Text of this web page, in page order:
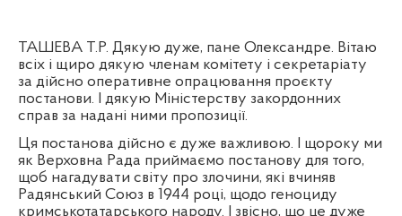
ТАШЕВА Т.Р. Дякую дуже, пане Олександре. Вітаю
всіх і щиро дякую членам комітету і секретаріату
за дійсно оперативне опрацювання проєкту
постанови. І дякую Міністерству закордонних
справ за надані ними пропозиції.
Ця постанова дійсно є дуже важливою. І щороку ми
як Верховна Рада приймаємо постанову для того,
щоб нагадувати світу про злочини, які вчиняв
Радянський Союз в 1944 році, щодо геноциду
кримськотатарського народу. І звісно, що це дуже